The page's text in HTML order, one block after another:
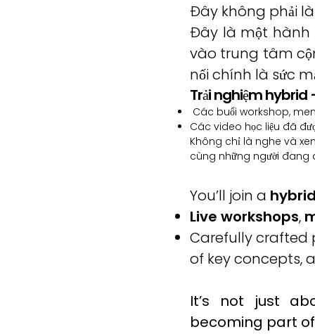
Đây không phải
Đây là một hành
vào trung tâm
nối chính là sức
Trải nghiệm hybrid
Các buổi workshop,
Các video học liệu đã
Không chỉ là nghe và
cùng những người đang
You’ll join a
Live workshops,
Carefully crafted
of key concepts,
It’s not just
becoming part